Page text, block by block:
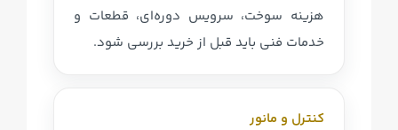
هزینه سوخت، سرویس دوره‌ای، قطعات و
خدمات فنی باید قبل از خرید بررسی شود.
کنترل و مانور